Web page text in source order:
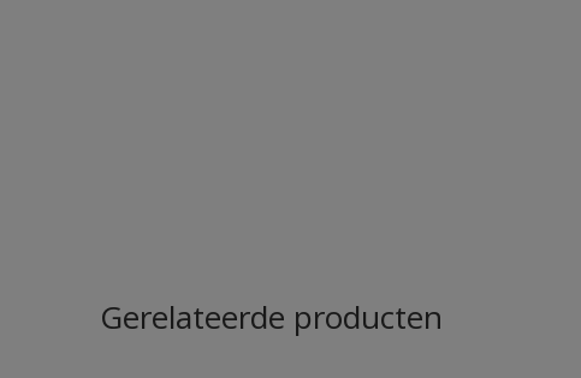
Gerelateerde producten